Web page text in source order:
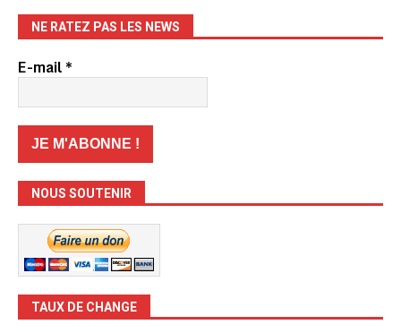
NE RATEZ PAS LES NEWS
E-mail*
NOUS SOUTENIR
TAUX DE CHANGE